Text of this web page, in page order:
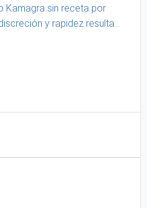
Kamagra sin receta por
y rapidez resulta...